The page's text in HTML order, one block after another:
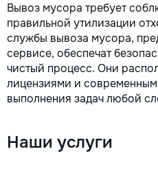
Вывоз мусора требует
правильной утилизации
службы вывоза мусора,
сервисе, обеспечат
чистый процесс. Они
лицензиями и
выполнения задач любой
Наши услуги